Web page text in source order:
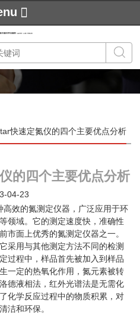
快速定氮仪的四个主要优点分析
的四个主要优点分析
04-23
高效的氮测定仪器，广泛应用于环
领域。它的测定速度快，准确性
市面上优秀的氮测定仪器之一。
采用与其他测定方法不同的检测
过程中，样品首先被加入到样品
一定的热氧化作用，氮元素被转
德液相法，红外光谱法是无需化
化学反应过程中的物质积累，对
洁和环保。